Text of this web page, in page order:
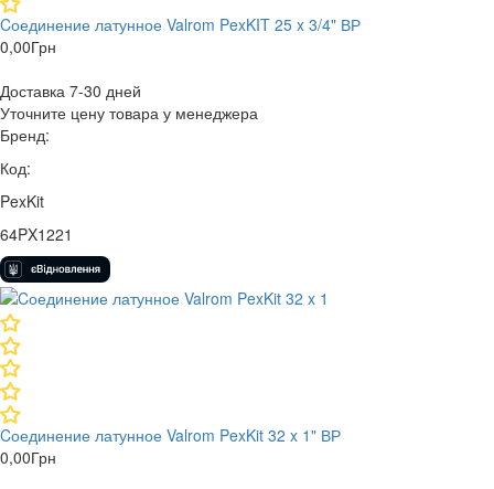
Cоединение латунное Valrom PexKIT 25 x 3/4" ВР
0,00Грн
Доставка 7-30 дней
Уточните цену товара у менеджера
Бренд:
Код:
PexKit
64PX1221
Cоединение латунное Valrom PexKit 32 x 1" ВР
0,00Грн